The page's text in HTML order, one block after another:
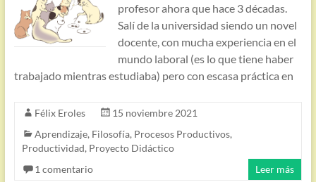
profesor ahora que hace 3 décadas.
Salí de la universidad siendo un novel
docente, con mucha experiencia en el
mundo laboral (es lo que tiene haber
trabajado mientras estudiaba) pero con escasa práctica en
Félix Eroles
15 noviembre 2021
Aprendizaje, Filosofía, Procesos Productivos,
Productividad, Proyecto Didáctico
1 comentario
Leer más